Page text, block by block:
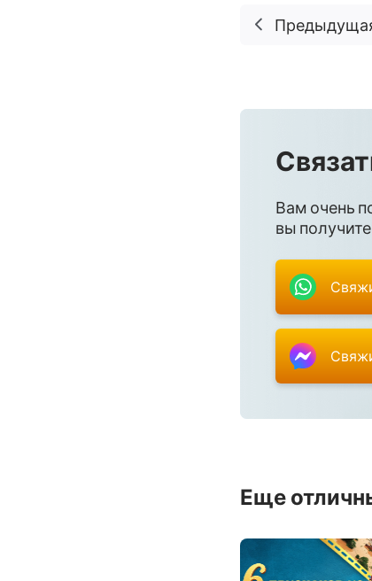
Вам очень
вы
Еще